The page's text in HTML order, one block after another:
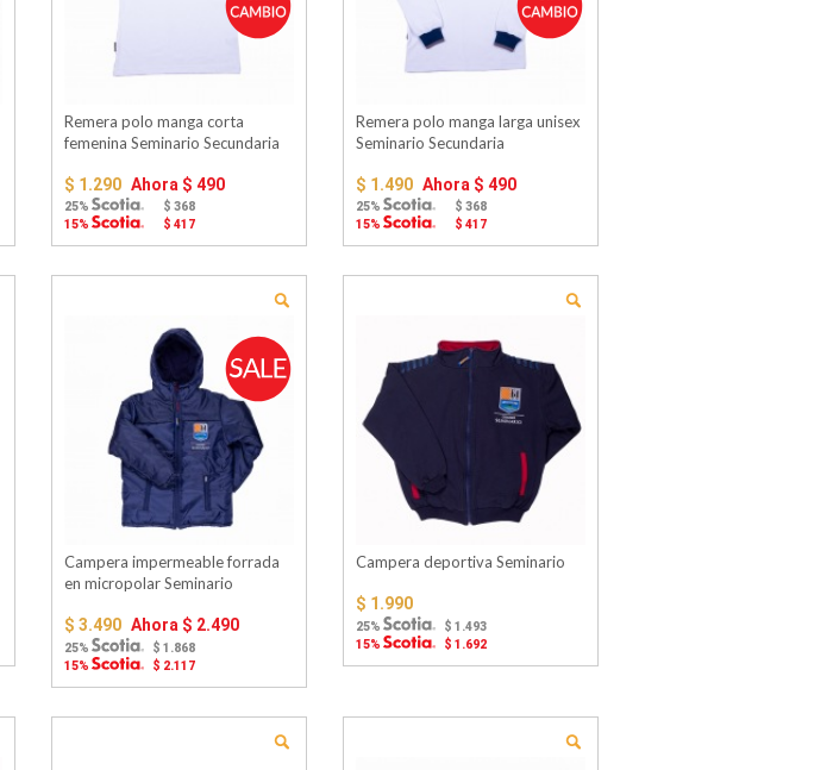
Remera polo manga corta
femenina Seminario Secundaria
$ 1.290 Ahora $ 490
25%
$ 368
15%
$ 417
Remera polo manga larga unisex
Seminario Secundaria
$ 1.490 Ahora $ 490
25%
$ 368
15%
$ 417
Campera impermeable forrada
en micropolar Seminario
$ 3.490 Ahora $ 2.490
25%
$ 1.868
15%
$ 2.117
Campera deportiva Seminario
$ 1.990
25%
$ 1.493
15%
$ 1.692